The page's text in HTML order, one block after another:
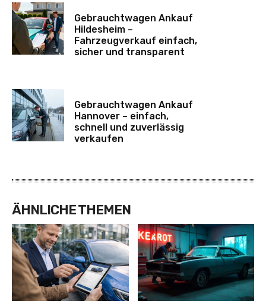
Gebrauchtwagen Ankauf
Hildesheim –
Fahrzeugverkauf einfach,
sicher und transparent
Gebrauchtwagen Ankauf
Hannover – einfach,
schnell und zuverlässig
verkaufen
ÄHNLICHE THEMEN